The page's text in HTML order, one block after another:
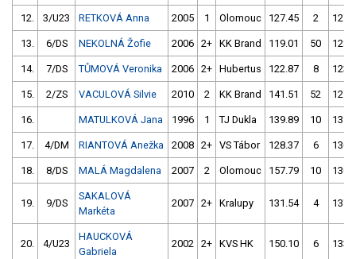
12. 3/U23 RETKOVÁ Anna 2005 1 Olomouc 127.45 2
13. 6/DS NEKOLNÁ Žofie 2006 2+ KK Brand 119.01 50
14. 7/DS TŮMOVÁ Veronika 2006 2+ Hubertus 122.87 8
15. 2/ZS VACULOVÁ Silvie 2010 2 KK Brand 141.51 52
16. MATULKOVÁ Jana 1996 1 TJ Dukla 139.89 10
17. 4/DM RIANTOVÁ Anežka 2008 2+ VS Tábor 128.37 6
18. 8/DS MALÁ Magdalena 2007 2 Olomouc 157.79 10
19. 9/DS
SAKALOVÁ
Markéta
2007 2+ Kralupy 131.54 4
20. 4/U23
HAUCKOVÁ
Gabriela
2002 2+ KVS HK 150.10 6